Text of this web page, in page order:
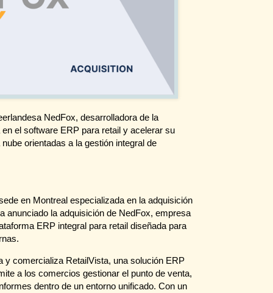
NedFox, desarrolladora de la
el software ERP para retail y acelerar su
orientadas a la gestión integral de
en Montreal especializada en la adquisición
anunciado la adquisición de NedFox, empresa
ERP integral para retail diseñada para
comercializa RetailVista, una solución ERP
a los comercios gestionar el punto de venta,
dentro de un entorno unificado. Con un